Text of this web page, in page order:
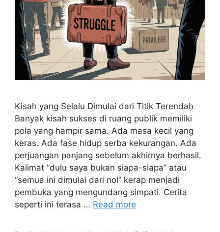
Kisah yang Selalu Dimulai dari Titik Terendah
Banyak kisah sukses di ruang publik memiliki
pola yang hampir sama. Ada masa kecil yang
keras. Ada fase hidup serba kekurangan. Ada
perjuangan panjang sebelum akhirnya berhasil.
Kalimat “dulu saya bukan siapa-siapa” atau
“semua ini dimulai dari nol” kerap menjadi
pembuka yang mengundang simpati. Cerita
seperti ini terasa … Read more